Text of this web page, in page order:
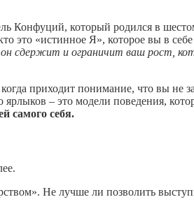
Конфуций, который родился в
это «истинное Я», которое вы в
он сдержит и ограничит ваш рост,
приходит понимание, что вы не
– это модели поведения,
самого себя.
Не лучше ли позволить